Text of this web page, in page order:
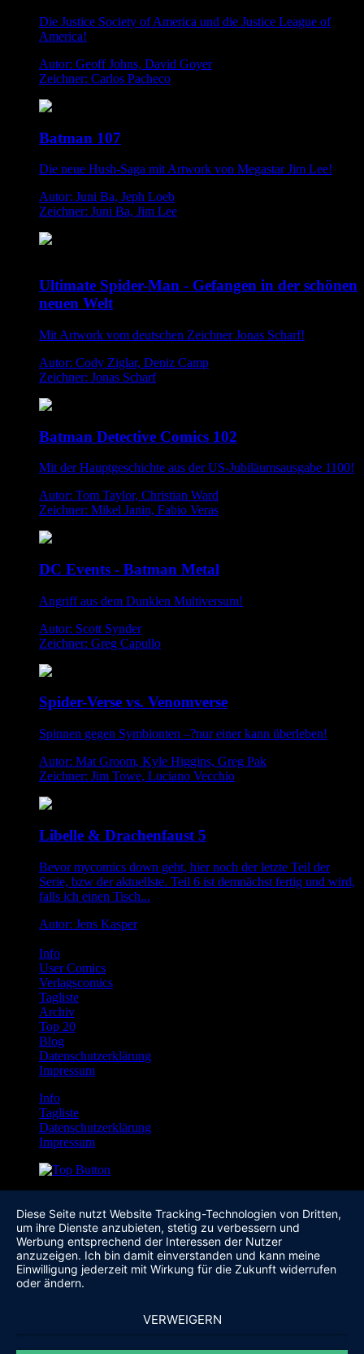
Die Justice Society of America und die Justice League of
America!
Autor: Geoff Johns, David Goyer
Zeichner: Carlos Pacheco
Batman 107
Die neue Hush-Saga mit Artwork von Megastar Jim Lee!
Autor: Juni Ba, Jeph Loeb
Zeichner: Juni Ba, Jim Lee
Ultimate Spider-Man - Gefangen in der schönen
neuen Welt
Mit Artwork vom deutschen Zeichner Jonas Scharf!
Autor: Cody Ziglar, Deniz Camp
Zeichner: Jonas Scharf
Batman Detective Comics 102
Mit der Hauptgeschichte aus der US-Jubiläumsausgabe 1100!
Autor: Tom Taylor, Christian Ward
Zeichner: Mikel Janin, Fabio Veras
DC Events - Batman Metal
Angriff aus dem Dunklen Multiversum!
Autor: Scott Synder
Zeichner: Greg Capullo
Spider-Verse vs. Venomverse
Spinnen gegen Symbionten –?nur einer kann überleben!
Autor: Mat Groom, Kyle Higgins, Greg Pak
Zeichner: Jim Towe, Luciano Vecchio
Libelle & Drachenfaust 5
Bevor mycomics down geht, hier noch der letzte Teil der
Serie, bzw der aktuellste. Teil 6 ist demnächst fertig und wird,
falls ich einen Tisch...
Autor: Jens Kasper
Info
User Comics
Verlagscomics
Tagliste
Archiv
Top 20
Blog
Datenschutzerklärung
Impressum
Info
Tagliste
Datenschutzerklärung
Impressum
Diese Seite nutzt Website Tracking-Technologien von Dritten,
um ihre Dienste anzubieten, stetig zu verbessern und
Werbung entsprechend der Interessen der Nutzer
anzuzeigen. Ich bin damit einverstanden und kann meine
Einwilligung jederzeit mit Wirkung für die Zukunft widerrufen
oder ändern.
VERWEIGERN